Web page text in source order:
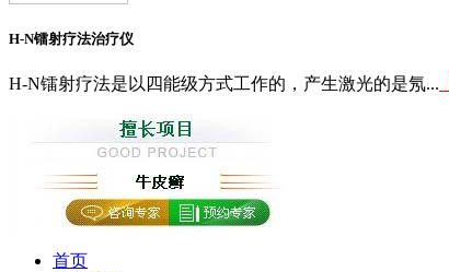
H-N镭射疗法治疗仪
H-N镭射疗法是以四能级方式工作的，产生激光的是氖...
首页